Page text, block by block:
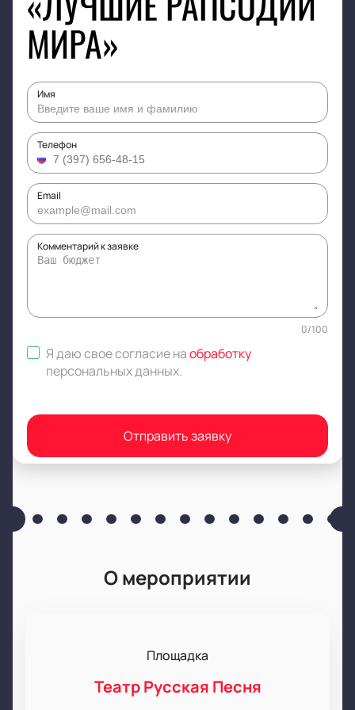
МИРА»
Имя
Телефон
Email
Комментарий к заявке
0/100
Я даю свое согласие наобработку
персональных данных.
Отправить заявку
О мероприятии
Площадка
Театр Русская Песня